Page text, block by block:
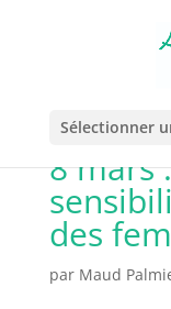
Sélectionner
8 mars
des
par Maud